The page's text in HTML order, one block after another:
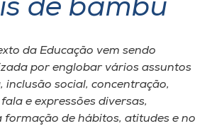
de bambu
da Educação vem sendo
por englobar vários assuntos
inclusão social, concentração,
e expressões diversas,
de hábitos, atitudes e no